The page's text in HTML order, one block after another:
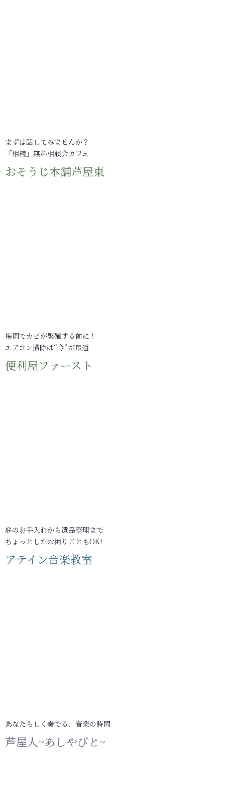
まずは話してみませんか？
「相続」無料相談会カフェ
おそうじ本舗芦屋東
梅雨でカビが繁殖する前に！
エアコン掃除は“今”が最適
便利屋ファースト
庭のお手入れから遺品整理まで
ちょっとしたお困りごともOK!
アテイン音楽教室
あなたらしく奏でる、音楽の時間
芦屋人~あしやびと~